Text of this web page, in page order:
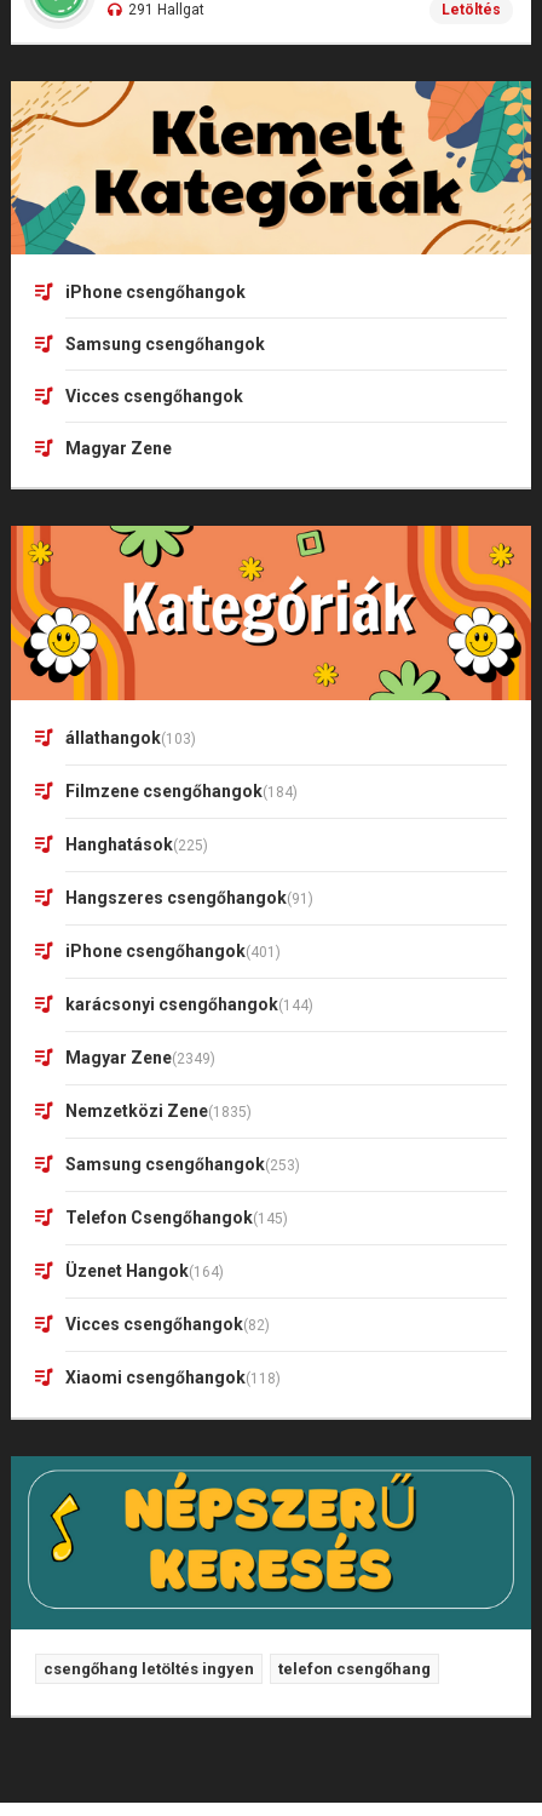
291 Hallgat Letöltés
iPhone csengőhangok
Samsung csengőhangok
Vicces csengőhangok
Magyar Zene
állathangok(103)
Filmzene csengőhangok(184)
Hanghatások(225)
Hangszeres csengőhangok(91)
iPhone csengőhangok(401)
karácsonyi csengőhangok(144)
Magyar Zene(2349)
Nemzetközi Zene(1835)
Samsung csengőhangok(253)
Telefon Csengőhangok(145)
Üzenet Hangok(164)
Vicces csengőhangok(82)
Xiaomi csengőhangok(118)
csengőhang letöltés ingyen telefon csengőhang